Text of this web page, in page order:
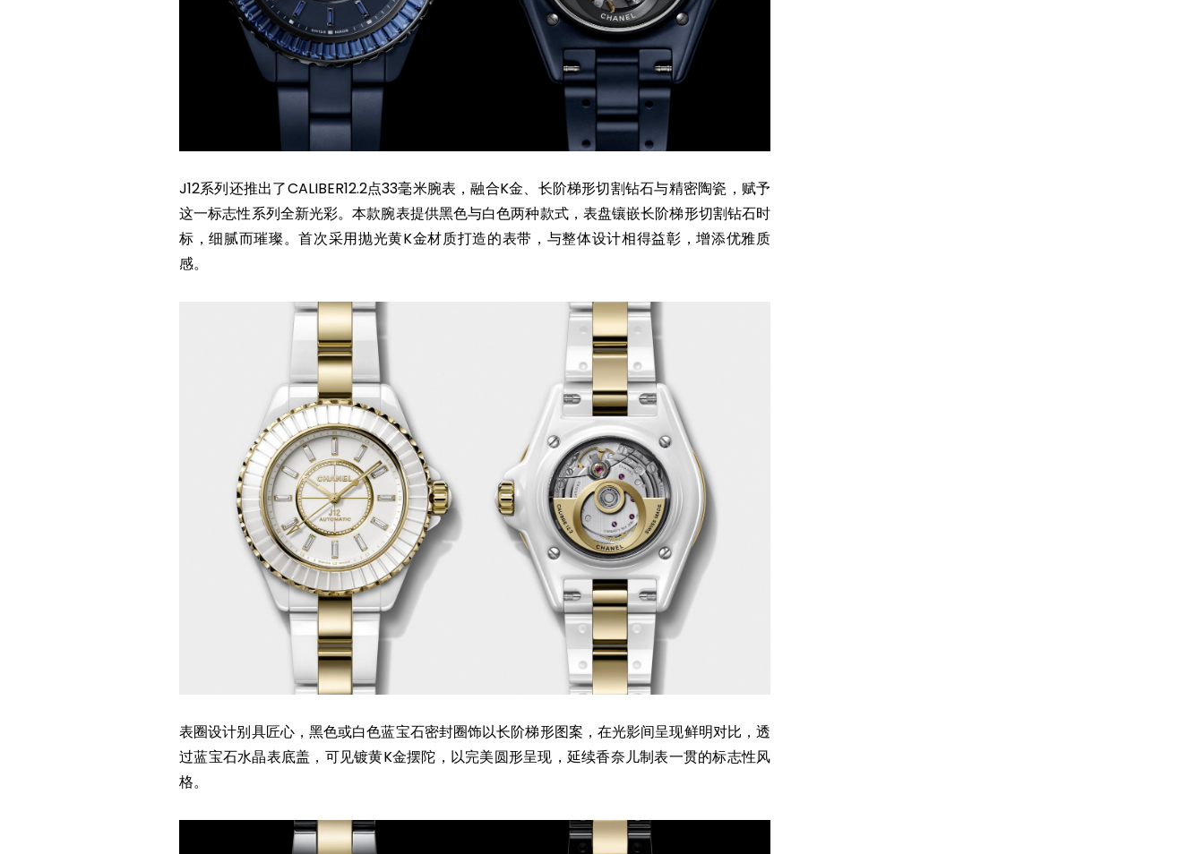
J12系列还推出了CALIBER12.2点33毫米腕表，融合K金、长阶梯形切割钻石与精密陶瓷，赋予
这一标志性系列全新光彩。本款腕表提供黑色与白色两种款式，表盘镶嵌长阶梯形切割钻石时
标，细腻而璀璨。首次采用抛光黄K金材质打造的表带，与整体设计相得益彰，增添优雅质
感。
表圈设计别具匠心，黑色或白色蓝宝石密封圈饰以长阶梯形图案，在光影间呈现鲜明对比，透
过蓝宝石水晶表底盖，可见镀黄K金摆陀，以完美圆形呈现，延续香奈儿制表一贯的标志性风
格。